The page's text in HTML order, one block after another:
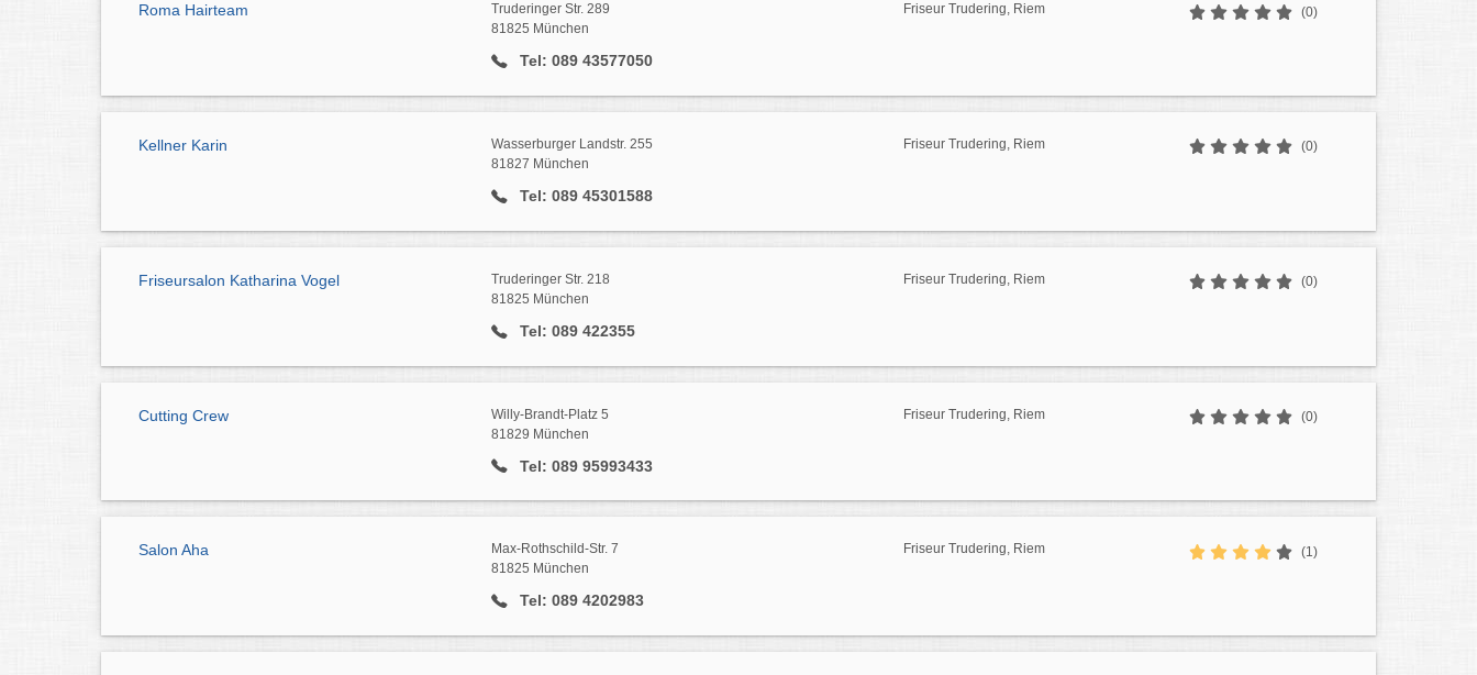
Roma Hairteam
Truderinger Str. 289
81825 München
Tel: 089 43577050
Friseur Trudering, Riem (0)
Kellner Karin
Wasserburger Landstr. 255
81827 München
Tel: 089 45301588
Friseur Trudering, Riem (0)
Friseursalon Katharina Vogel
Truderinger Str. 218
81825 München
Tel: 089 422355
Friseur Trudering, Riem (0)
Cutting Crew
Willy-Brandt-Platz 5
81829 München
Tel: 089 95993433
Friseur Trudering, Riem (0)
Salon Aha
Max-Rothschild-Str. 7
81825 München
Tel: 089 4202983
Friseur Trudering, Riem (1)